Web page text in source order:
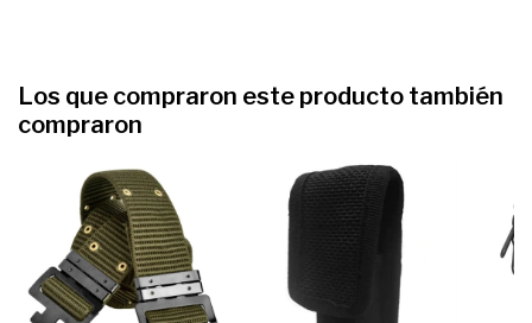
Los que compraron este producto también
compraron